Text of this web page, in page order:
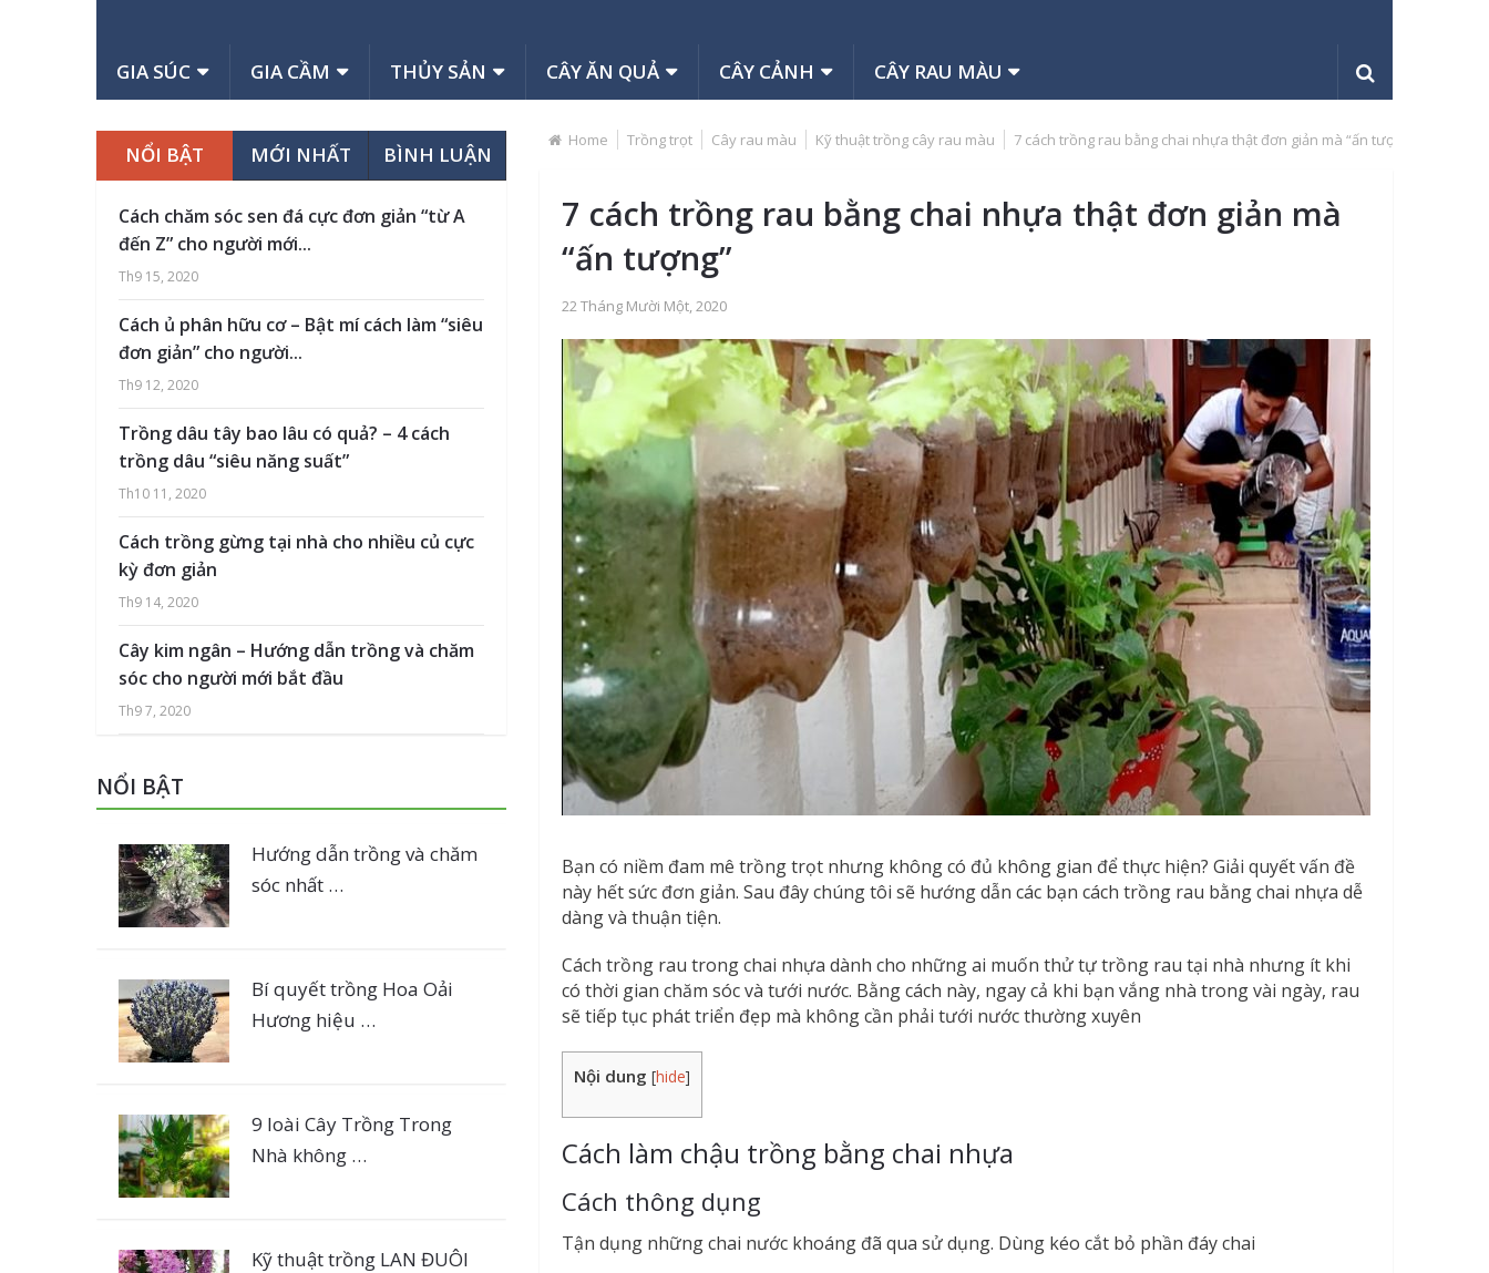
GIA SÚC GIA CẦM THỦY SẢN CÂY ĂN QUẢ CÂY CẢNH CÂY RAU MÀU
Home Trồng trọt Cây rau màu Kỹ thuật trồng cây rau màu 7 cách trồng rau bằng chai nhựa thật đơn giản mà “ấn tượng”
7 cách trồng rau bằng chai nhựa thật đơn giản mà
“ấn tượng”
22 Tháng Mười Một, 2020
Bạn có niềm đam mê trồng trọt nhưng không có đủ không gian để thực hiện? Giải quyết vấn đề
này hết sức đơn giản. Sau đây chúng tôi sẽ hướng dẫn các bạn cách trồng rau bằng chai nhựa dễ
dàng và thuận tiện.
Cách trồng rau trong chai nhựa dành cho những ai muốn thử tự trồng rau tại nhà nhưng ít khi
có thời gian chăm sóc và tưới nước. Bằng cách này, ngay cả khi bạn vắng nhà trong vài ngày, rau
sẽ tiếp tục phát triển đẹp mà không cần phải tưới nước thường xuyên
Nội dung [hide]
Cách làm chậu trồng bằng chai nhựa
Cách thông dụng
Tận dụng những chai nước khoáng đã qua sử dụng. Dùng kéo cắt bỏ phần đáy chai
NỔI BẬT MỚI NHẤT BÌNH LUẬN
Cách chăm sóc sen đá cực đơn giản “từ A
đến Z” cho người mới...
Th9 15, 2020
Cách ủ phân hữu cơ – Bật mí cách làm “siêu
đơn giản” cho người...
Th9 12, 2020
Trồng dâu tây bao lâu có quả? – 4 cách
trồng dâu “siêu năng suất”
Th10 11, 2020
Cách trồng gừng tại nhà cho nhiều củ cực
kỳ đơn giản
Th9 14, 2020
Cây kim ngân – Hướng dẫn trồng và chăm
sóc cho người mới bắt đầu
Th9 7, 2020
NỔI BẬT
Hướng dẫn trồng và chăm
sóc nhất …
Bí quyết trồng Hoa Oải
Hương hiệu …
9 loài Cây Trồng Trong
Nhà không …
Kỹ thuật trồng LAN ĐUÔI